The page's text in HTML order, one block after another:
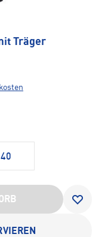
Träger
40